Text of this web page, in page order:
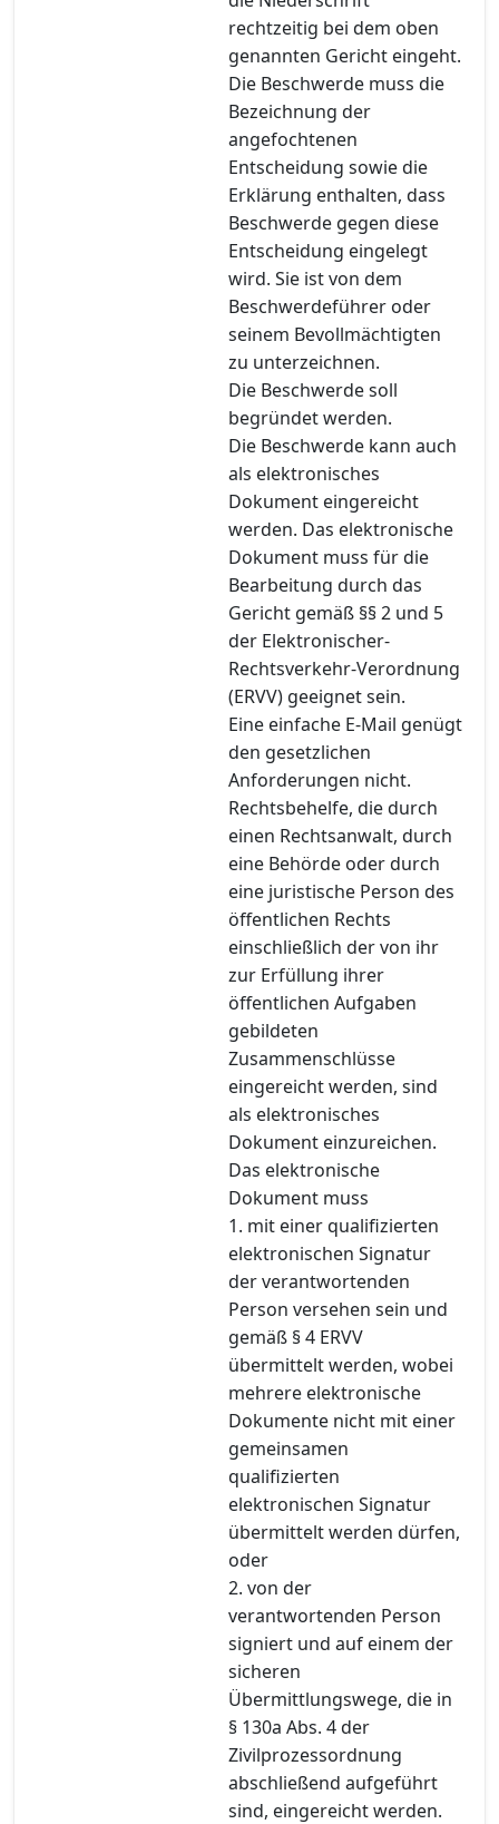
rechtzeitig bei dem oben
genannten Gericht eingeht.
Die Beschwerde muss die
Bezeichnung der
angefochtenen
Entscheidung sowie die
Erklärung enthalten, dass
Beschwerde gegen diese
Entscheidung eingelegt
wird. Sie ist von dem
Beschwerdeführer oder
seinem Bevollmächtigten
zu unterzeichnen.
Die Beschwerde soll
begründet werden.
Die Beschwerde kann auch
als elektronisches
Dokument eingereicht
werden. Das elektronische
Dokument muss für die
Bearbeitung durch das
Gericht gemäß §§ 2 und 5
der Elektronischer-
Rechtsverkehr-Verordnung
(ERVV) geeignet sein.
Eine einfache E-Mail genügt
den gesetzlichen
Anforderungen nicht.
Rechtsbehelfe, die durch
einen Rechtsanwalt, durch
eine Behörde oder durch
eine juristische Person des
öffentlichen Rechts
einschließlich der von ihr
zur Erfüllung ihrer
öffentlichen Aufgaben
gebildeten
Zusammenschlüsse
eingereicht werden, sind
als elektronisches
Dokument einzureichen.
Das elektronische
Dokument muss
1. mit einer qualifizierten
elektronischen Signatur
der verantwortenden
Person versehen sein und
gemäß § 4 ERVV
übermittelt werden, wobei
mehrere elektronische
Dokumente nicht mit einer
gemeinsamen
qualifizierten
elektronischen Signatur
übermittelt werden dürfen,
oder
2. von der
verantwortenden Person
signiert und auf einem der
sicheren
Übermittlungswege, die in
§ 130a Abs. 4 der
Zivilprozessordnung
abschließend aufgeführt
sind, eingereicht werden.